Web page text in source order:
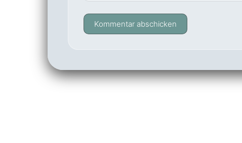
Kommentar abschicken